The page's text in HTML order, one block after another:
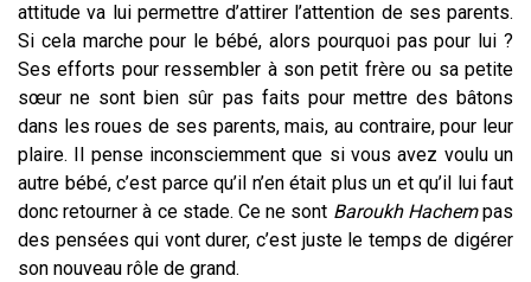
attitude va lui permettre d’attirer l’attention de ses parents.
Si cela marche pour le bébé, alors pourquoi pas pour lui ?
Ses efforts pour ressembler à son petit frère ou sa petite
sœur ne sont bien sûr pas faits pour mettre des bâtons
dans les roues de ses parents, mais, au contraire, pour leur
plaire. Il pense inconsciemment que si vous avez voulu un
autre bébé, c’est parce qu’il n’en était plus un et qu’il lui faut
donc retourner à ce stade. Ce ne sont Baroukh Hachempas
des pensées qui vont durer, c’est juste le temps de digérer
son nouveau rôle de grand.